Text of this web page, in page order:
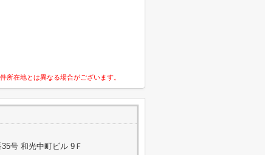
在地とは異なる場合がございます。
号 和光中町ビル 9Ｆ